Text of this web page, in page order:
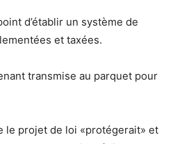
d’établir un système de
et taxées.
transmise au parquet pour
le projet de loi «protégerait» et